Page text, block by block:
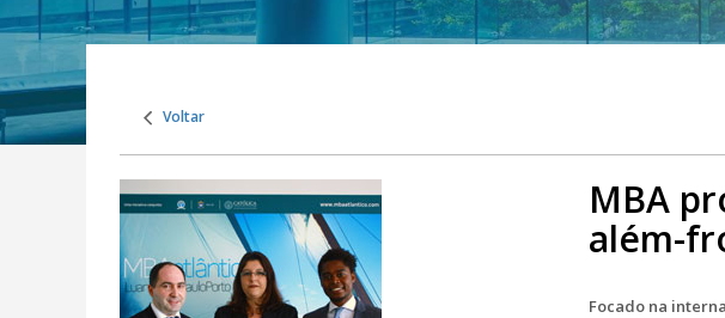
Voltar
MBA
além-
Focado na